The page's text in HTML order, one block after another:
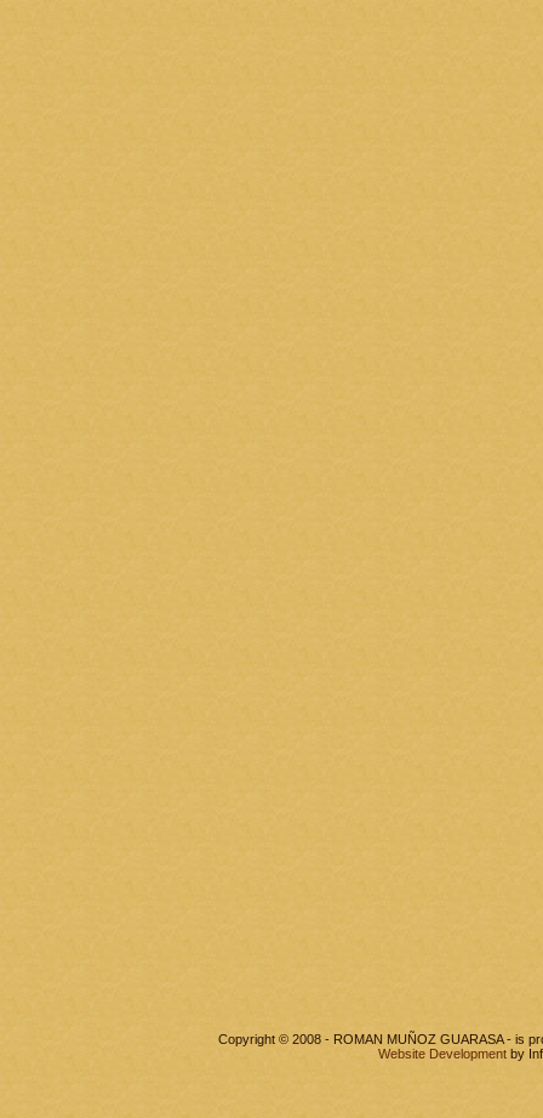
Copyright © 2008 - ROMAN MUÑOZ GUARASA - is
Website Development by